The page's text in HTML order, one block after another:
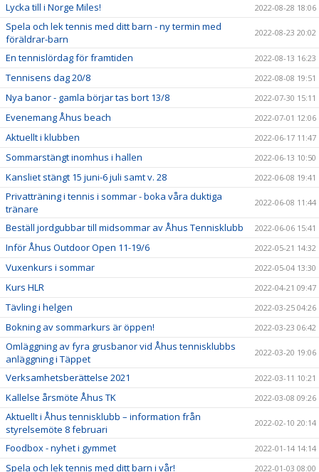
Lycka till i Norge Miles! 2022-08-28 18:06
Spela och lek tennis med ditt barn - ny termin med
föräldrar-barn
2022-08-23 20:02
En tennislördag för framtiden 2022-08-13 16:23
Tennisens dag 20/8 2022-08-08 19:51
Nya banor - gamla börjar tas bort 13/8 2022-07-30 15:11
Evenemang Åhus beach 2022-07-01 12:06
Aktuellt i klubben 2022-06-17 11:47
Sommarstängt inomhus i hallen 2022-06-13 10:50
Kansliet stängt 15 juni-6 juli samt v. 28 2022-06-08 19:41
Privatträning i tennis i sommar - boka våra duktiga
tränare
2022-06-08 11:44
Beställ jordgubbar till midsommar av Åhus Tennisklubb 2022-06-06 15:41
Inför Åhus Outdoor Open 11-19/6 2022-05-21 14:32
Vuxenkurs i sommar 2022-05-04 13:30
Kurs HLR 2022-04-21 09:47
Tävling i helgen 2022-03-25 04:26
Bokning av sommarkurs är öppen! 2022-03-23 06:42
Omläggning av fyra grusbanor vid Åhus tennisklubbs
anläggning i Täppet
2022-03-20 19:06
Verksamhetsberättelse 2021 2022-03-11 10:21
Kallelse årsmöte Åhus TK 2022-03-08 09:26
Aktuellt i Åhus tennisklubb – information från
styrelsemöte 8 februari
2022-02-10 20:14
Foodbox - nyhet i gymmet 2022-01-14 14:14
Spela och lek tennis med ditt barn i vår! 2022-01-03 08:00